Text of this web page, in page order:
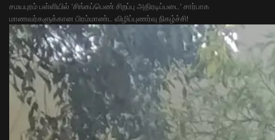
சமயபுரம் பள்ளியில் 'சிங்கப்பெண் சிறப்பு அதிரடிப்படை' சார்பாக
மாணவர்களுக்கான பிரம்மாண்ட விழிப்புணர்வு நிகழ்ச்சி!